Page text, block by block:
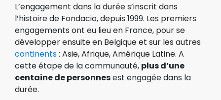
L’engagement dans la durée s’inscrit dans
l’histoire de Fondacio, depuis 1999. Les premiers
engagements ont eu lieu en France, pour se
développer ensuite en Belgique et sur les autres
continents: Asie, Afrique, Amérique Latine. A
cette étape de la communauté, plus d’une
centaine de personnesest engagée dans la
durée.